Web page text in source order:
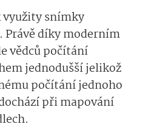
využity snímky
díky moderním
vědců počítání
jednodušší jelikož
počítání jednoho
při mapování